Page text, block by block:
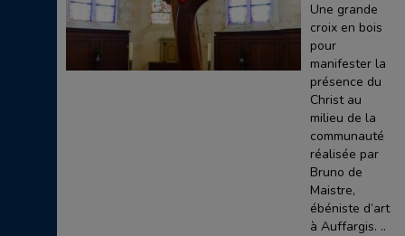
Une grande
croix en bois
pour
manifester la
présence du
Christ au
milieu de la
communauté
réalisée par
Bruno de
Maistre,
ébéniste d’art
à Auffargis. ..